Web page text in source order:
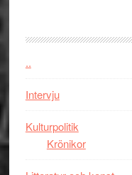
..
Intervju
Kulturpolitik
Krönikor